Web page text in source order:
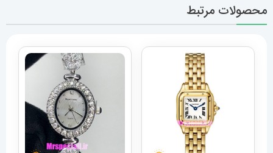
محصولات مرتبط